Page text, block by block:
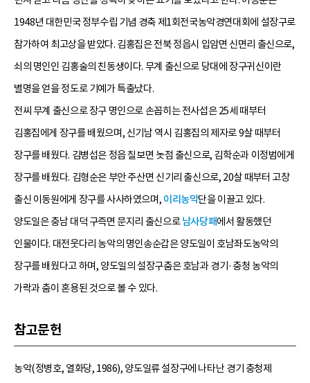
1948년 대한민국 정부수립 기념 경축 제1회전국농악경연대회에 설장구로
참가하여 최고상을 받았다. 김홍집은 전북 정읍시 입암면 신면리 출신으로,
쇠의 명인인 김홍술의 친동생이다. 무계 출신으로 당대에 장구귀신이란
별명을 얻을 정도로 기예가 특출났다.
전씨 무계 출신으로 장구 명인으로 손꼽히는 전사섭은 25세 때부터
김홍집에게 장구를 배웠으며, 신기남 역시 김홍집의 제자로 9살 때부터
장구를 배웠다. 김병섭은 정읍 칠보면 놋점 출신으로, 김학순과 이정범에게
장구를 배웠다. 김형순은 부안 주산면 신기리 출신으로, 20살 때부터 고창
출신 이동원에게 장구를 사사하였으며, 이리농악단을 이끌고 있다.
양도일은 충남 대덕 구즉면 문지리 출신으로남사당패에서 활동했던
인물이다. 대전웃다리 농악의 명인송순갑은 양도일이 호남좌도농악의
장구를 배웠다고 하며, 양도일의 설장구춤은 호남과 경기·충청 농악의
가락과 춤이 혼용된 것으로 볼 수 있다.
참고문헌
농악(정병호, 열화당, 1986), 양도일류 설장구에 나타난 경기 충청제